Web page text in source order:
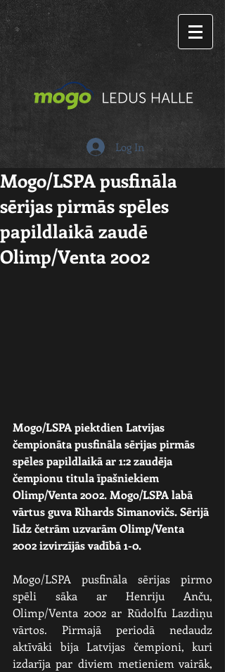
Log In
Mogo/LSPA pusfināla
sērijas pirmās spēles
papildlaikā zaudē
Olimp/Venta 2002
Mogo/LSPA piektdien Latvijas
čempionāta pusfināla sērijas pirmās
spēles papildlaikā ar 1:2 zaudēja
čempionu titula īpašniekiem
Olimp/Venta 2002. Mogo/LSPA labā
vārtus guva Rihards Simanovičs. Sērijā
līdz četrām uzvarām Olimp/Venta
2002 izvirzījās vadībā 1-0.
Mogo/LSPA pusfināla sērijas pirmo
spēli sāka ar Henriju Anču,
Olimp/Venta 2002 ar Rūdolfu Lazdiņu
vārtos. Pirmajā periodā nedaudz
aktīvāki bija Latvijas čempioni, kuri
izdarīja par diviem metieniem vairāk,